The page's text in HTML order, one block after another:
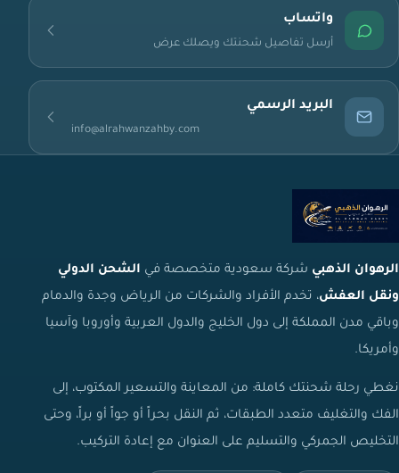
واتساب
أرسل تفاصيل شحنتك ويصلك عرض
البريد الرسمي
info@alrahwanzahby.com
الرهوان الذهبي شركة سعودية متخصصة في الشحن الدولي
ونقل العفش، تخدم الأفراد والشركات من الرياض وجدة والدمام
وباقي مدن المملكة إلى دول الخليج والدول العربية وأوروبا وآسيا
وأمريكا.
نغطي رحلة شحنتك كاملة: من المعاينة والتسعير المكتوب، إلى
الفك والتغليف متعدد الطبقات، ثم النقل بحراً أو جواً أو براً، وحتى
التخليص الجمركي والتسليم على العنوان مع إعادة التركيب.